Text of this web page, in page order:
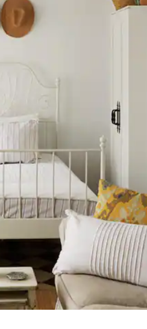
seta para cima e para baixo do